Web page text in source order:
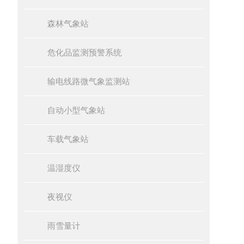
森林气象站
危化品监测预警系统
输电线路微气象监测站
自动小型气象站
车载气象站
温湿度仪
夜视仪
雨雪量计